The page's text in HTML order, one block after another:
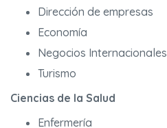
Dirección de empresas
Economía
Negocios Internacionales
Turismo
Ciencias de la Salud
Enfermería